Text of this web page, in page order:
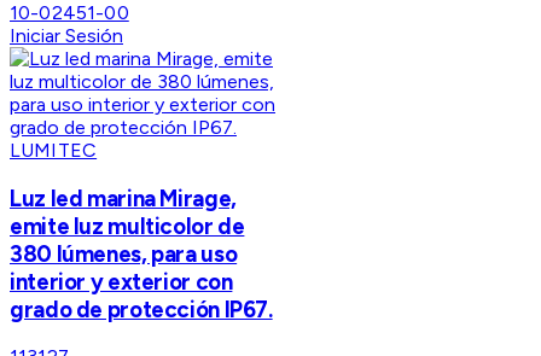
10-02451-00
Iniciar Sesión
LUMITEC
Luz led marina Mirage,
emite luz multicolor de
380 lúmenes, para uso
interior y exterior con
grado de protección IP67.